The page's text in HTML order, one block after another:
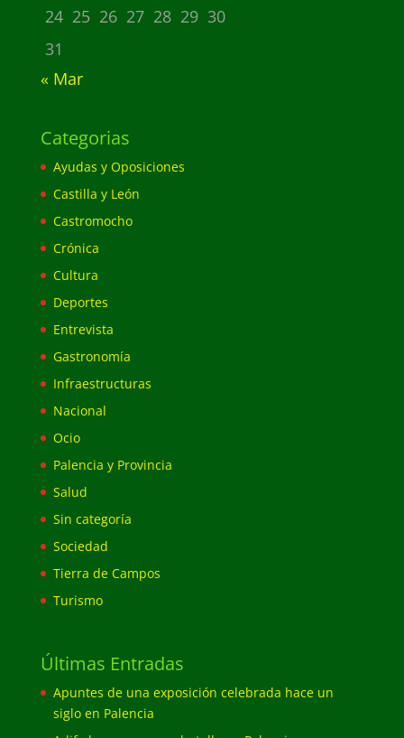
24 25 26 27 28 29 30
31
« Mar
Categorias
Ayudas y Oposiciones
Castilla y León
Castromocho
Crónica
Cultura
Deportes
Entrevista
Gastronomía
Infraestructuras
Nacional
Ocio
Palencia y Provincia
Salud
Sin categoría
Sociedad
Tierra de Campos
Turismo
Últimas Entradas
Apuntes de una exposición celebrada hace un
siglo en Palencia